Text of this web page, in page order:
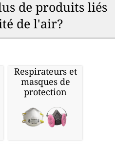
de produits liés
de l'air?
Respirateurs et
masques de
protection